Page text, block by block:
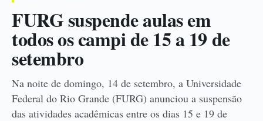
FURG suspende aulas em
todos os campi de 15 a 19 de
setembro
Na noite de domingo, 14 de setembro, a Universidade
Federal do Rio Grande (FURG) anunciou a suspensão
das atividades acadêmicas entre os dias 15 e 19 de